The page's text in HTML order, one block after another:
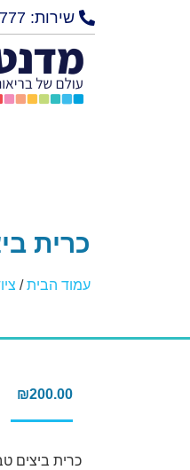
שירות: 1-599-547-777 | מכירות: 072-3950-525
כרית
עמוד הבית/
₪200.00